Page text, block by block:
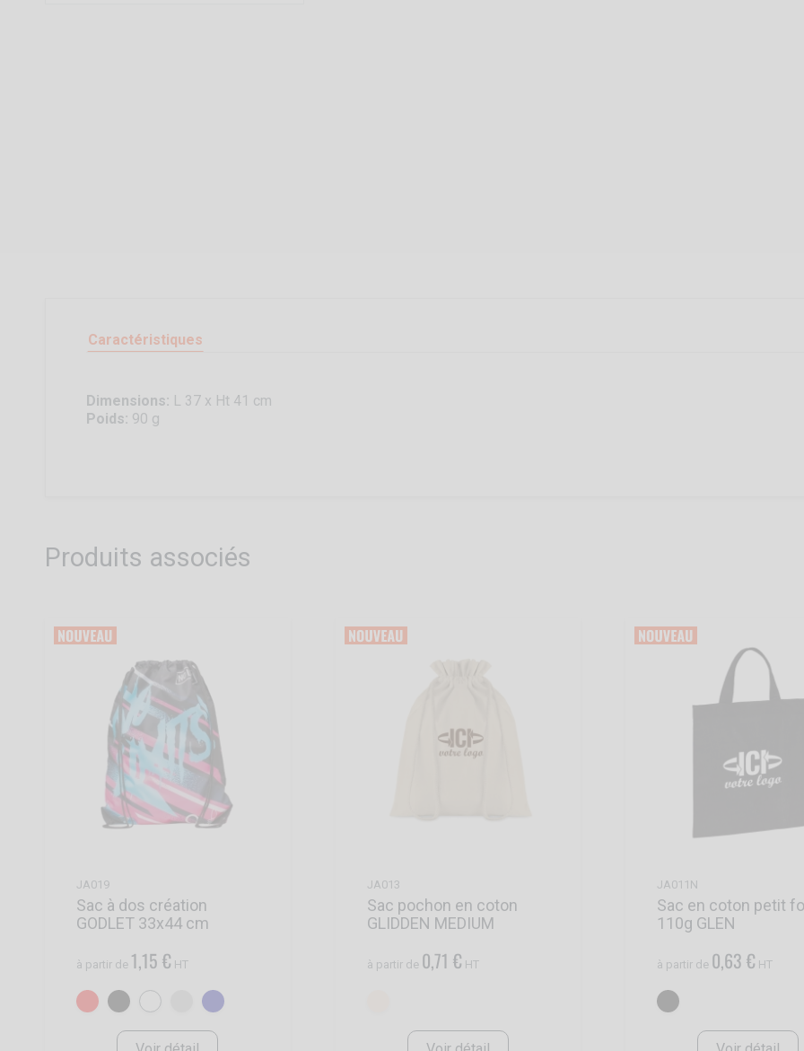
Caractéristiques
Dimensions: L 37 x Ht 41 cm
Poids: 90 g
Produits associés
JA019
Sac à dos création
GODLET 33x44 cm
à partir de 1,15 € HT
JA013
Sac pochon en coton
GLIDDEN MEDIUM
à partir de 0,71 € HT
JA011N
Sac en coton petit
110g GLEN
à partir de 0,63 € HT